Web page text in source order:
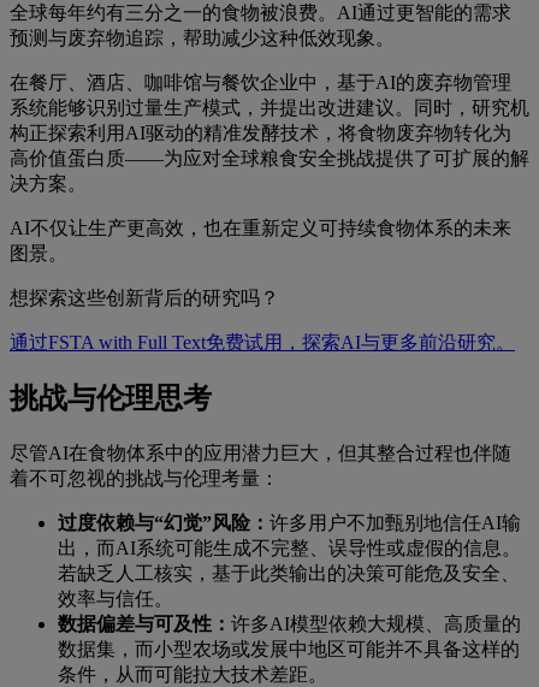
全球每年约有三分之一的食物被浪费。AI通过更智能的需求
预测与废弃物追踪，帮助减少这种低效现象。
在餐厅、酒店、咖啡馆与餐饮企业中，基于AI的废弃物管理
系统能够识别过量生产模式，并提出改进建议。同时，研究机
构正探索利用AI驱动的精准发酵技术，将食物废弃物转化为
高价值蛋白质——为应对全球粮食安全挑战提供了可扩展的解
决方案。
AI不仅让生产更高效，也在重新定义可持续食物体系的未来
图景。
想探索这些创新背后的研究吗？
通过FSTA with Full Text免费试用，探索AI与更多前沿研究。
挑战与伦理思考
尽管AI在食物体系中的应用潜力巨大，但其整合过程也伴随
着不可忽视的挑战与伦理考量：
过度依赖与“幻觉”风险： 许多用户不加甄别地信任AI输
出，而AI系统可能生成不完整、误导性或虚假的信息。
若缺乏人工核实，基于此类输出的决策可能危及安全、
效率与信任。
数据偏差与可及性： 许多AI模型依赖大规模、高质量的
数据集，而小型农场或发展中地区可能并不具备这样的
条件，从而可能拉大技术差距。